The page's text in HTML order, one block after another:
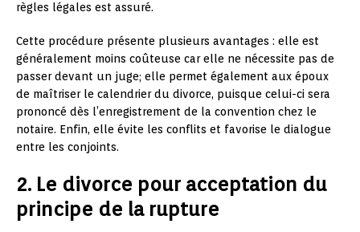
règles légales est assuré.
Cette procédure présente plusieurs avantages : elle est
généralement moins coûteuse car elle ne nécessite pas de
passer devant un juge; elle permet également aux époux
de maîtriser le calendrier du divorce, puisque celui-ci sera
prononcé dès l’enregistrement de la convention chez le
notaire. Enfin, elle évite les conflits et favorise le dialogue
entre les conjoints.
2. Le divorce pour acceptation du
principe de la rupture